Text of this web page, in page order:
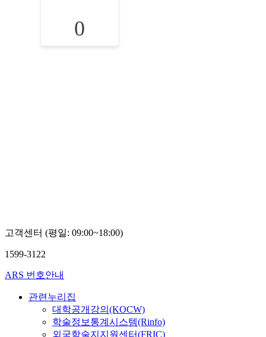
0
고객센터 (평일: 09:00~18:00)
1599-3122
ARS 번호안내
관련누리집
대학공개강의(KOCW)
학술정보통계시스템(Rinfo)
외국학술지지원센터(FRIC)